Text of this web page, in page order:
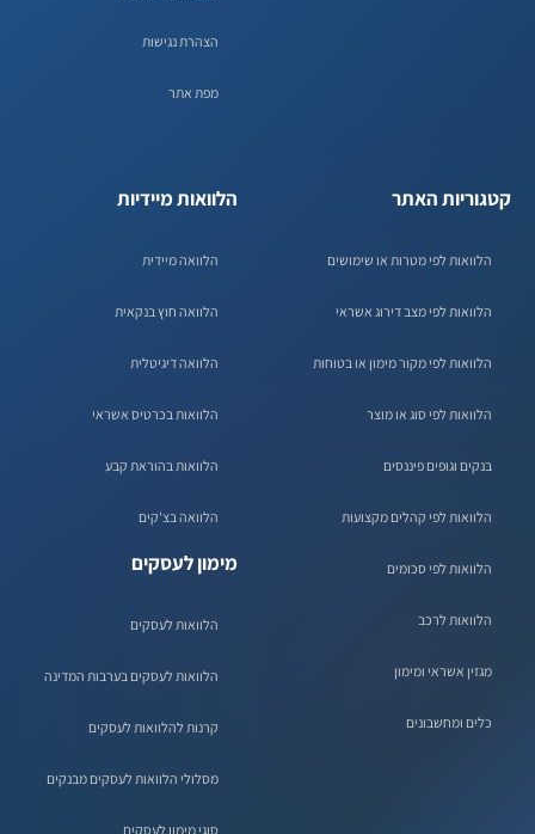
הצהרת נגישות
מפת אתר
קטגוריות האתר
הלוואות לפי מטרות או שימושים
הלוואות לפי מצב דירוג אשראי
הלוואות לפי מקור מימון או בטוחות
הלוואות לפי סוג או מוצר
בנקים וגופים פיננסים
הלוואות לפי קהלים מקצועות
הלוואות לפי סכומים
הלוואות לרכב
מגזין אשראי ומימון
כלים ומחשבונים
הלוואות מיידיות
הלוואה מיידית
הלוואה חוץ בנקאית
הלוואה דיגיטלית
הלוואות בכרטיס אשראי
הלוואות בהוראת קבע
הלוואה בצ'קים
מימון לעסקים
הלוואות לעסקים
הלוואות לעסקים בערבות המדינה
קרנות להלוואות לעסקים
מסלולי הלוואות לעסקים מבנקים
סוגי מימון לעסקים